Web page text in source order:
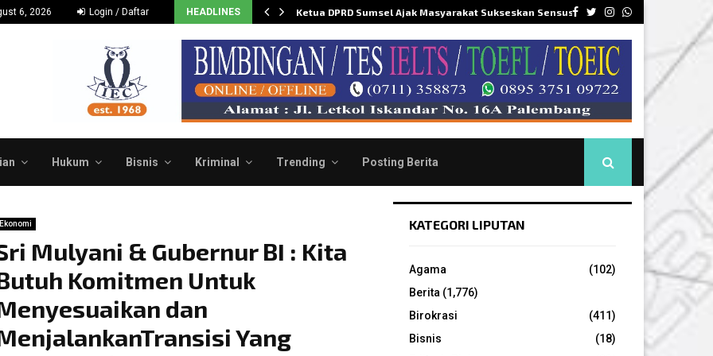
Facebook
Twitter
Instagram
Whatsapp
6, 2026 Login / Daftar HEADLINES
dan Dorong Budidaya… Ketua DPRD Sumsel Ajak Masyarakat Sukseskan Sensus…
Hukum Bisnis Kriminal Trending Posting Berita
Ekonomi
Mulyani & Gubernur BI : Kita
Komitmen Untuk
dan
Yang
KATEGORI LIPUTAN
Agama
(102)
Berita (1,776)
Birokrasi
(411)
Bisnis
(18)